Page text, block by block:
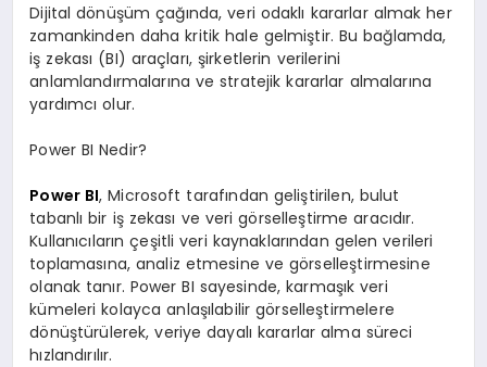
SAĞLIK
TEKNOLOJI
Dijital dönüşüm çağında, veri odaklı kararlar almak her
zamankinden daha kritik hale gelmiştir. Bu bağlamda,
iş zekası (BI) araçları, şirketlerin verilerini
anlamlandırmalarına ve stratejik kararlar almalarına
yardımcı olur.
Power BI Nedir?
Power BI, Microsoft tarafından geliştirilen, bulut
tabanlı bir iş zekası ve veri görselleştirme aracıdır.
Kullanıcıların çeşitli veri kaynaklarından gelen verileri
toplamasına, analiz etmesine ve görselleştirmesine
olanak tanır. Power BI sayesinde, karmaşık veri
kümeleri kolayca anlaşılabilir görselleştirmelere
dönüştürülerek, veriye dayalı kararlar alma süreci
hızlandırılır.